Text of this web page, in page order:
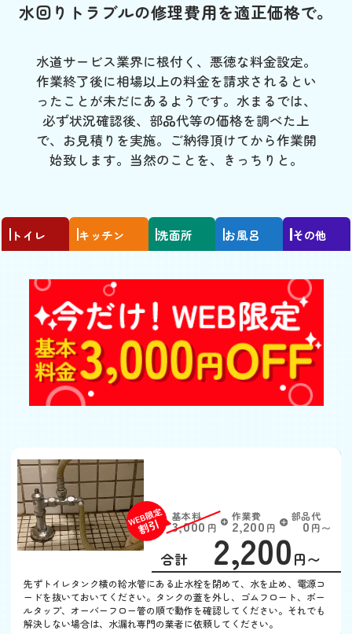
水回りトラブルの修理費用を適正価格で。
水道サービス業界に根付く、悪徳な料金設定。
作業終了後に相場以上の料金を請求されるとい
ったことが未だにあるようです。水まるでは、
必ず状況確認後、部品代等の価格を調べた上
で、お見積りを実施。ご納得頂けてから作業開
始致します。当然のことを、きっちりと。
トイレ キッチン 洗面所 お風呂 その他
基本料
3,000 円 W
EB
限
定
割
引
作業費
2,200 円
部品代
0円〜
合計 2,200 円〜
先ずトイレタンク横の給水管にある止水栓を閉めて、水を止め、電源コ
ードを抜いておいてください。タンクの蓋を外し、ゴムフロート、ボー
ルタップ、オーバーフロー管の順で動作を確認してください。それでも
解決しない場合は、水漏れ専門の業者に依頼してください。